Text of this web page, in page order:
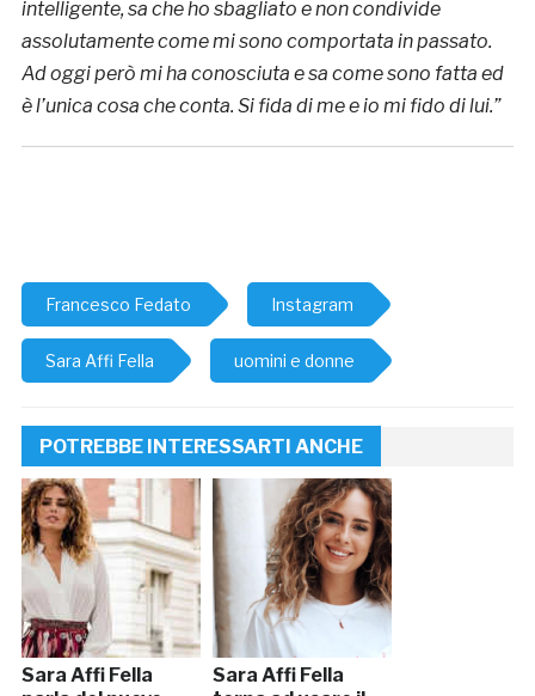
intelligente, sa che ho sbagliato e non condivide
assolutamente come mi sono comportata in passato.
Ad oggi però mi ha conosciuta e sa come sono fatta ed
è l’unica cosa che conta. Si fida di me e io mi fido di lui.”
Francesco Fedato Instagram
Sara Affi Fella uomini e donne
POTREBBE INTERESSARTI ANCHE
Sara Affi Fella
Sara Affi Fella